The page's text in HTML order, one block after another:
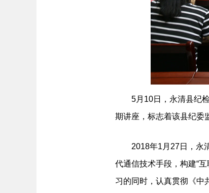
5月10日，永清县纪检
期讲座，标志着该县纪委
2018年1月27日，永清
代通信技术手段，构建“
习的同时，认真贯彻《中